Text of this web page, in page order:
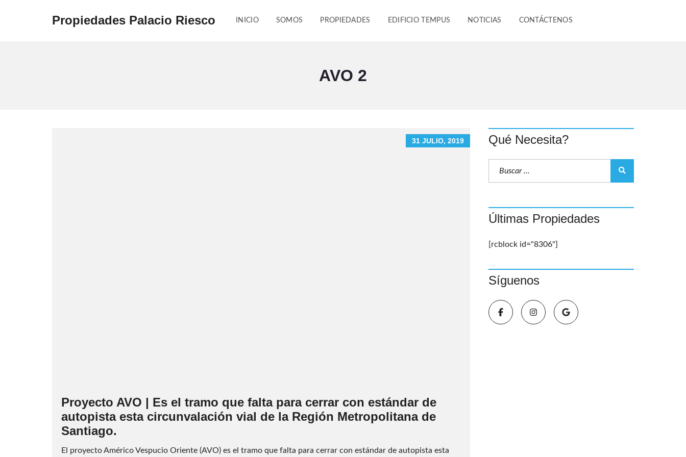
Propiedades Palacio Riesco INICIO SOMOS PROPIEDADES EDIFICIO TEMPUS NOTICIAS CONTÁCTENOS
AVO 2
31 JULIO, 2019
Proyecto AVO | Es el tramo que falta para cerrar con estándar de
autopista esta circunvalación vial de la Región Metropolitana de
Santiago.
El proyecto Américo Vespucio Oriente (AVO) es el tramo que falta para cerrar con estándar de autopista esta
Qué Necesita?
Últimas Propiedades
[rcblock id="8306"]
Síguenos